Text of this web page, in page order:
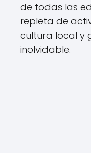
de todas las
repleta de
cultura local y
inolvidable.